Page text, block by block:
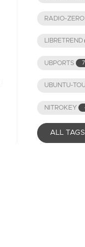
RADIO-ZERO
LIBRETREND
UBPORTS
UBUNTU-
NITROKEY
ALL TAGS